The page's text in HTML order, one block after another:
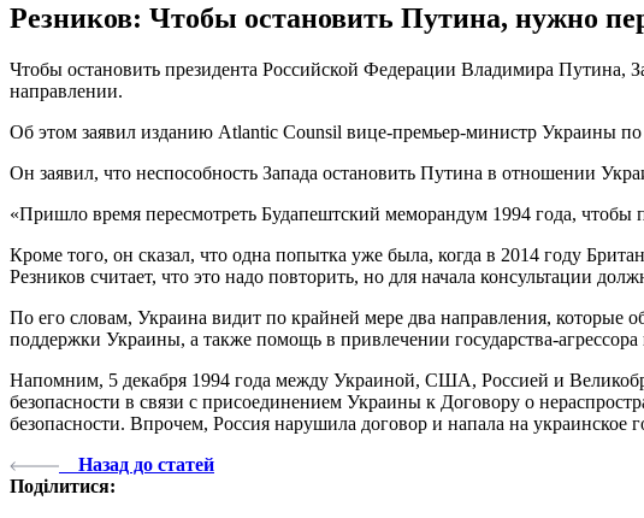
Резников: Чтобы остановить Путина, нужно
Чтобы остановить президента Российской Федерации Владимира
направлении.
Об этом заявил изданию Atlantic Counsil вице-премьер-министр Украины
Он заявил, что неспособность Запада остановить Путина в отношении
«Пришло время пересмотреть Будапештский меморандум 1994 года,
Кроме того, он сказал, что одна попытка уже была, когда в 2014 году
Резников считает, что это надо повторить, но для начала консультации
По его словам, Украина видит по крайней мере два направления, которые
поддержки Украины, а также помощь в привлечении государства-агрессора
Напомним, 5 декабря 1994 года между Украиной, США, Россией и
безопасности в связи с присоединением Украины к Договору о
безопасности. Впрочем, Россия нарушила договор и напала на украинское
Назад до статей
Поділитися: